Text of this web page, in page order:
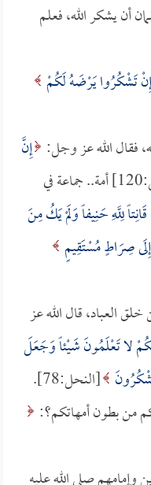
للقمان أن يشكر الله، فعلم
تَشْكُرُوا يَرْضَهُ لَكُمْ
فقال الله عز وجل: إِنَّ
[النحل:120] أمة.. جماعة في
لِلَّهِ حَنِيفاً وَلَمْ يَكُ مِنَ
صِرَاطٍ مُسْتَقِيمٍ
العباد، قال الله عز
لا تَعْلَمُونَ شَيْئاً وَجَعَلَ
[النحل:78].
بطون أمهاتكم؟: